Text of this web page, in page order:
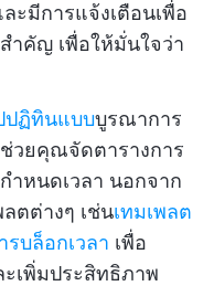
ะมีการแจ้งเตือนเพื่อ
ำคัญ เพื่อให้มั่นใจว่า
ปฏิทินแบบบูรณาการ
ช่วยคุณจัดตารางการ
ำหนดเวลา นอกจาก
ตต่างๆ เช่นเทมเพลต
รบล็อกเวลา เพื่อ
เพิ่มประสิทธิภาพ